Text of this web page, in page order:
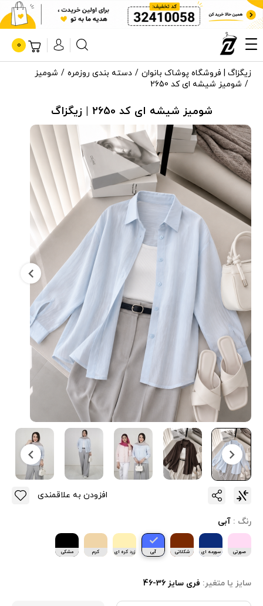
0
زیگزاگ | فروشگاه پوشاک بانوان دسته بندی روزمره
شومیز
شومیز شیشه ای کد 2650
رنگ : آبی
صورتی
سورمه ای شکلاتی آبی زرد کره ای کرم مشکی
سایز یا متغیر: فری سایز 36-46
شومیز شیشه ای کد 2650 | زیگزاگ
افزودن به علاقمندی